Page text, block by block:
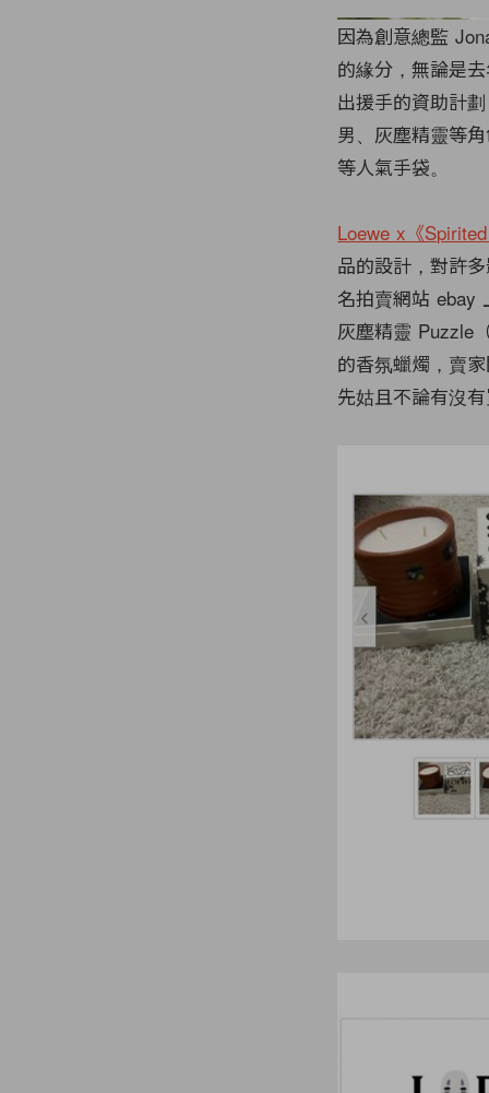
因為創意總監
的緣分，無論是
出援手的資助計
男、灰塵精靈等
等人氣手袋。
Loewe x《
品的設計，對許
名拍賣網站 ebay
灰塵精靈 Puzzle
的香氛蠟燭，賣
先姑且不論有沒